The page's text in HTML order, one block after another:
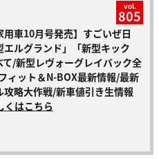
vol.
805
用車10月号発売】すごいぜ日
エルグランド」「新型キック
て/新型レヴォーグレイバック全
ィット＆N-BOX最新情報/最新
攻略大作戦/新車値引き生情報
はこちら